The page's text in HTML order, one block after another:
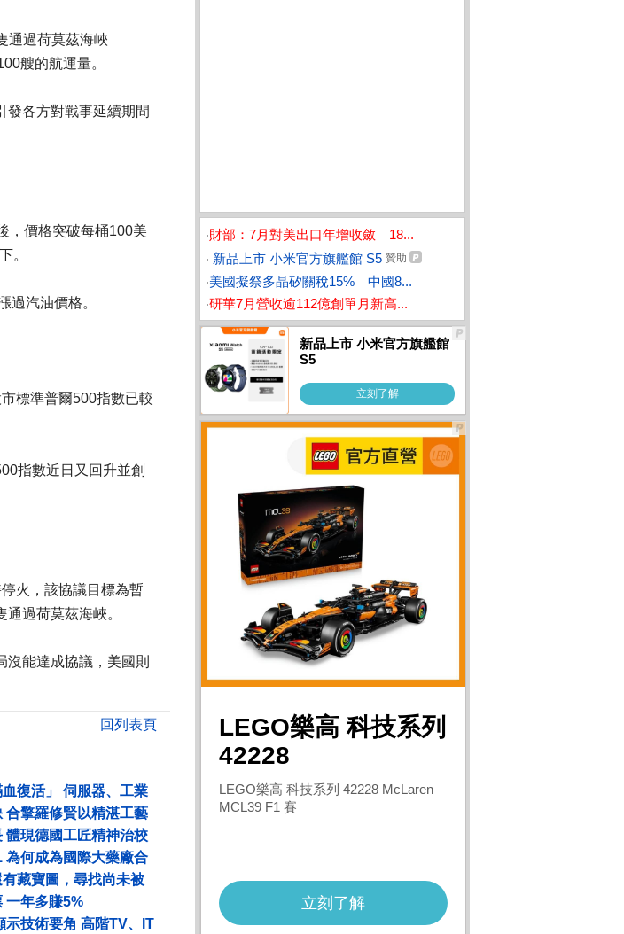
通過荷莫茲海峽
艘的航運量。
發各方對戰事延續期間
，價格突破每桶100美
。
過汽油價格。
標準普爾500指數已較
指數近日又回升並創
火，該協議目標為暫
過荷莫茲海峽。
能達成協議，美國則
回列表頁
復活」 伺服器、工業
雲霓至
合擎羅修賢以精湛工藝
手老董 靠復刻鈑件...
體現德國工匠精神治校
見的努力
為何成為國際大藥廠合
藏寶圖，尋找尚未被
一年多賺5%
示技術要角 高階TV、IT
‧財部：7月對美出口年增收斂 18...
‧ 新品上市 小米官方旗艦館 S5 贊助
‧美國擬祭多晶矽關稅15% 中國8...
‧研華7月營收逾112億創單月新高...